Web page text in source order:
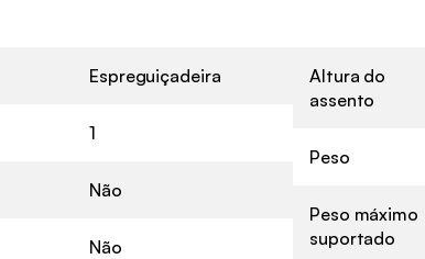
Espreguiçadeira
1
Não
Não
Altura do
assento
Peso
Peso máximo
suportado